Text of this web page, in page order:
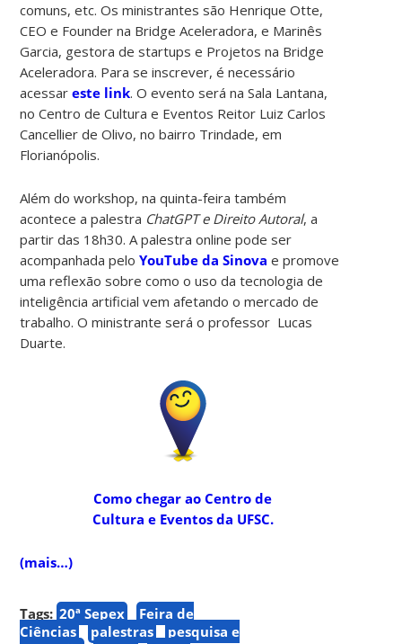
comuns, etc. Os ministrantes são Henrique Otte,
CEO e Founder na Bridge Aceleradora, e Marinês
Garcia, gestora de startups e Projetos na Bridge
Aceleradora. Para se inscrever, é necessário
acessareste link. O evento será na Sala Lantana,
no Centro de Cultura e Eventos Reitor Luiz Carlos
Cancellier de Olivo, no bairro Trindade, em
Florianópolis.
Além do workshop, na quinta-feira também
acontece a palestra ChatGPT e Direito Autoral, a
partir das 18h30. A palestra online pode ser
acompanhada peloYouTube da Sinova e promove
uma reflexão sobre como o uso da tecnologia de
inteligência artificial vem afetando o mercado de
trabalho. O ministrante será o professor Lucas
Duarte.
Como chegar ao Centro de
Cultura e Eventos da UFSC.
(mais…)
Tags: 20ª Sepex
Feira de
Ciências
palestras
pesquisa e